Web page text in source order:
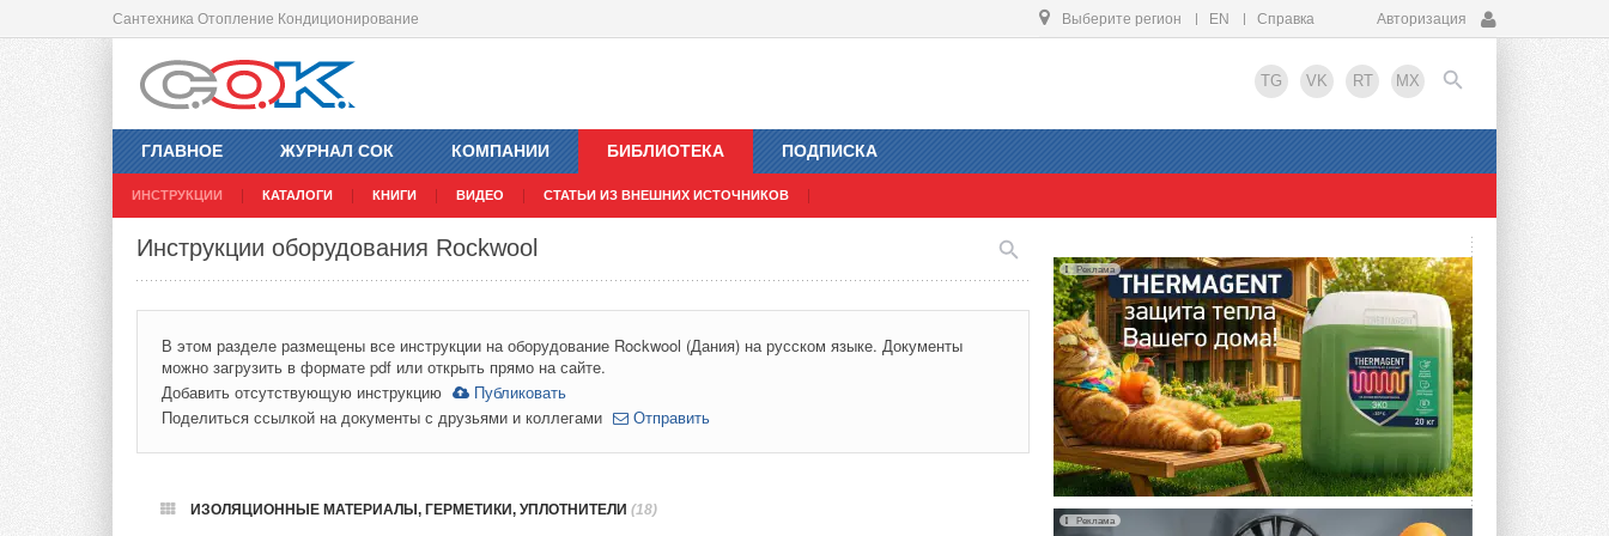
Сантехника Отопление Кондиционирование Выберите регион EN Справка Авторизация
TG VK RT MX
ГЛАВНОЕ ЖУРНАЛ СОК КОМПАНИИ БИБЛИОТЕКА
ИНСТРУКЦИИ КАТАЛОГИ КНИГИ ВИДЕО СТАТЬИ ИЗ ВНЕШНИХ ИСТОЧНИКОВ
ПОДПИСКА
EN
Инструкции оборудования Rockwool
В этом разделе размещены все инструкции на оборудование Rockwool (Дания) на русском языке. Документы
можно загрузить в формате pdf или открыть прямо на сайте.
Добавить отсутствующую инструкцию
Публиковать
Поделиться ссылкой на документы с друзьями и коллегами
Отправить
ИЗОЛЯЦИОННЫЕ МАТЕРИАЛЫ, ГЕРМЕТИКИ, УПЛОТНИТЕЛИ (18)
Реклама
Реклама